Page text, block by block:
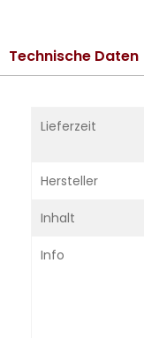
Technische Daten
Informationen
Lieferzeit
Hersteller
Inhalt
Info